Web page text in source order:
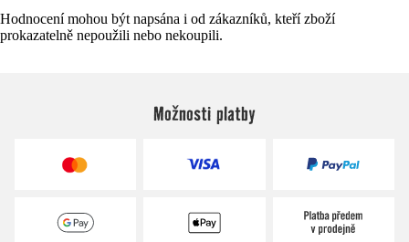
Hodnocení mohou být napsána i od zákazníků, kteří zboží
prokazatelně nepoužili nebo nekoupili.
Možnosti platby